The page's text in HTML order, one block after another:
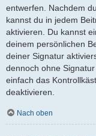
entwerfen. Nachdem
kannst du in jedem
aktivieren. Du kannst
deinem persönlichen
deiner Signatur
dennoch ohne
einfach das
deaktivieren.
Nach oben